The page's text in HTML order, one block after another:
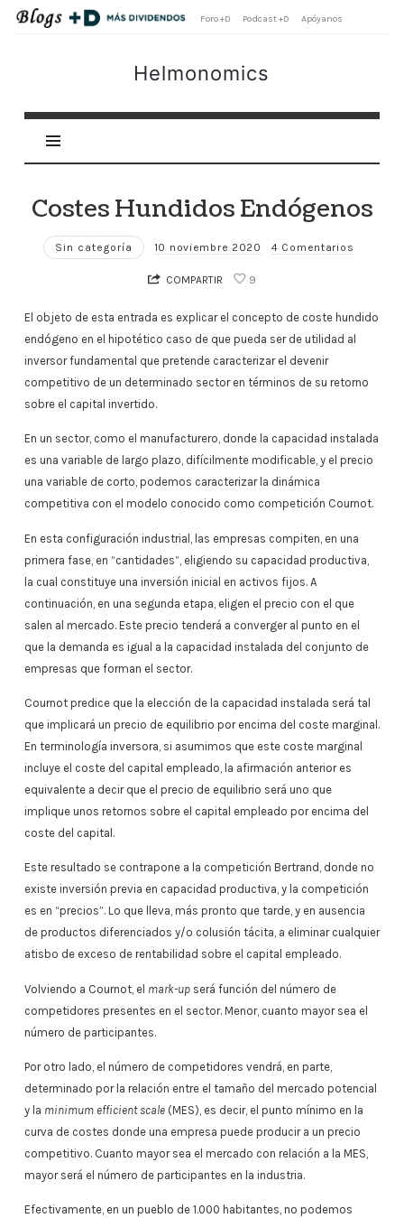
Foro +D Podcast +D Apóyanos
Helmonomics
Helmonomics
Costes Hundidos Endógenos
Sin categoría 10 noviembre 2020 4 Comentarios
COMPARTIR 9
El objeto de esta entrada es explicar el concepto de coste hundido
endógeno en el hipotético caso de que pueda ser de utilidad al
inversor fundamental que pretende caracterizar el devenir
competitivo de un determinado sector en términos de su retorno
sobre el capital invertido.
En un sector, como el manufacturero, donde la capacidad instalada
es una variable de largo plazo, difícilmente modificable, y el precio
una variable de corto, podemos caracterizar la dinámica
competitiva con el modelo conocido como competición Cournot.
En esta configuración industrial, las empresas compiten, en una
primera fase, en “cantidades”, eligiendo su capacidad productiva,
la cual constituye una inversión inicial en activos fijos. A
continuación, en una segunda etapa, eligen el precio con el que
salen al mercado. Este precio tenderá a converger al punto en el
que la demanda es igual a la capacidad instalada del conjunto de
empresas que forman el sector.
Cournot predice que la elección de la capacidad instalada será tal
que implicará un precio de equilibrio por encima del coste marginal.
En terminología inversora, si asumimos que este coste marginal
incluye el coste del capital empleado, la afirmación anterior es
equivalente a decir que el precio de equilibrio será uno que
implique unos retornos sobre el capital empleado por encima del
coste del capital.
Este resultado se contrapone a la competición Bertrand, donde no
existe inversión previa en capacidad productiva, y la competición
es en “precios”. Lo que lleva, más pronto que tarde, y en ausencia
de productos diferenciados y/o colusión tácita, a eliminar cualquier
atisbo de exceso de rentabilidad sobre el capital empleado.
Volviendo a Cournot, el mark-upserá función del número de
competidores presentes en el sector. Menor, cuanto mayor sea el
número de participantes.
Por otro lado, el número de competidores vendrá, en parte,
determinado por la relación entre el tamaño del mercado potencial
y la minimum efficient scale(MES), es decir, el punto mínimo en la
curva de costes donde una empresa puede producir a un precio
competitivo. Cuanto mayor sea el mercado con relación a la MES,
mayor será el número de participantes en la industria.
Efectivamente, en un pueblo de 1.000 habitantes, no podemos